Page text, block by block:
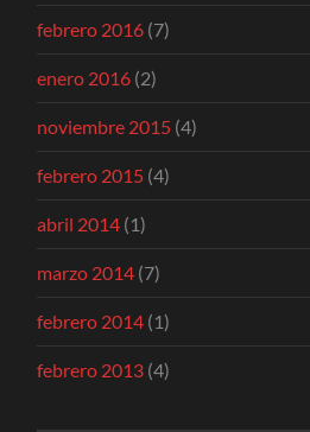
febrero 2016 (7)
enero 2016 (2)
noviembre 2015 (4)
febrero 2015 (4)
abril 2014 (1)
marzo 2014 (7)
febrero 2014 (1)
febrero 2013 (4)